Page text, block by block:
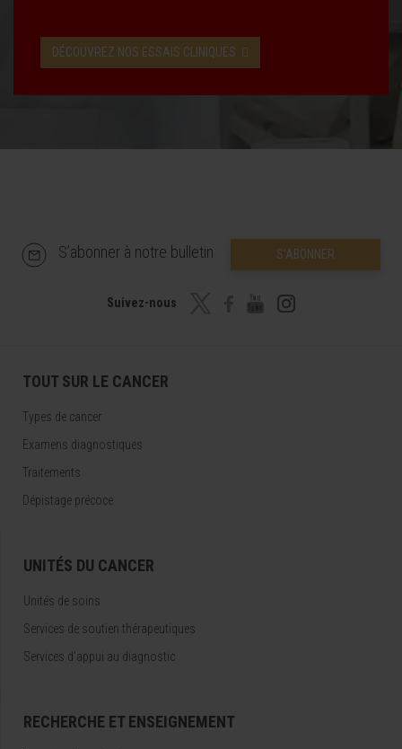
DÉCOUVREZ NOS ESSAIS CLINIQUES
S’abonner à notre bulletin S’ABONNER
Suivez-nous
TOUT SUR LE CANCER
Types de cancer
Examens diagnostiques
Traitements
Dépistage précoce
UNITÉS DU CANCER
Unités de soins
Services de soutien thérapeutiques
Services d’appui au diagnostic
RECHERCHE ET ENSEIGNEMENT